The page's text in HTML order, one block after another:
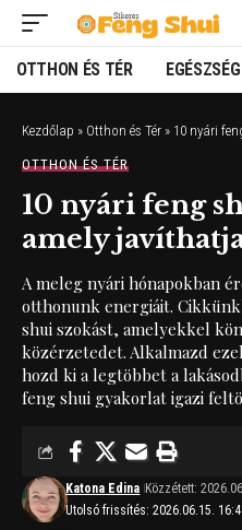
OTTHON ÉS TÉR
Kezdőlap » Otthon és Tér » 10 nyári
OTTHON ÉS TÉR
10 nyári feng
amely
A meleg nyári hónapokban
otthonunk energiáit.
shui szokást, amelyekkel
közérzetedet. Alkalmazd
hozd ki a legtöbbet a
feng shui gyakorlat igazi
Utolsó frissítés: 2026.06.15.
Katona Edina Közzétett: